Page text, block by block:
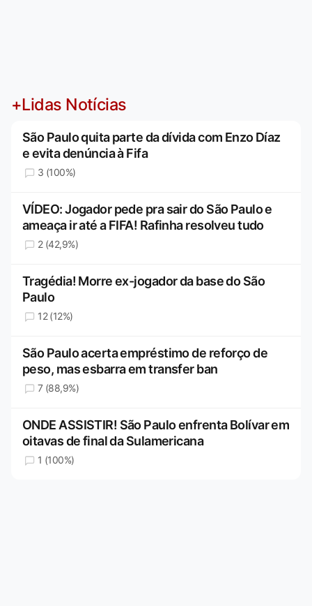
+Lidas Notícias
São Paulo quita parte da dívida com Enzo Díaz
e evita denúncia à Fifa
3 (100%)
VÍDEO: Jogador pede pra sair do São Paulo e
ameaça ir até a FIFA! Rafinha resolveu tudo
2 (42,9%)
Tragédia! Morre ex-jogador da base do São
Paulo
12 (12%)
São Paulo acerta empréstimo de reforço de
peso, mas esbarra em transfer ban
7 (88,9%)
ONDE ASSISTIR! São Paulo enfrenta Bolívar em
oitavas de final da Sulamericana
1 (100%)